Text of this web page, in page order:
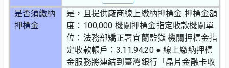
是否須繳納
押標金
是，且提供廠商線上繳納押標金 押標金額
度：100,000 機關押標金指定收款機關單
位：法務部矯正署宜蘭監獄 機關押標金指
定收款帳戶：3.11.94.20 ● 線上繳納押標
金服務將連結到臺灣銀行「晶片金融卡收